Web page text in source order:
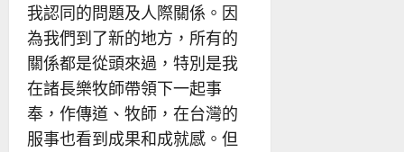
我認同的問題及人際關係。因
為我們到了新的地方，所有的
關係都是從頭來過，特別是我
在諸長樂牧師帶領下一起事
奉，作傳道、牧師，在台灣的
服事也看到成果和成就感。但